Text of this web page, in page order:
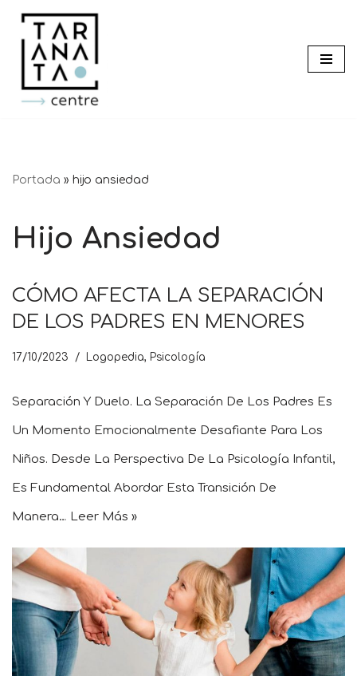
Saltar
contenido
Portada » hijo ansiedad
Hijo Ansiedad
CÓMO AFECTA LA SEPARACIÓN
DE LOS PADRES EN MENORES
17/10/2023 Logopedia, Psicología
Separación Y Duelo. La Separación De Los Padres Es
Un Momento Emocionalmente Desafiante Para Los
Niños. Desde La Perspectiva De La Psicología Infantil,
Es Fundamental Abordar Esta Transición De
Manera… Leer Más »